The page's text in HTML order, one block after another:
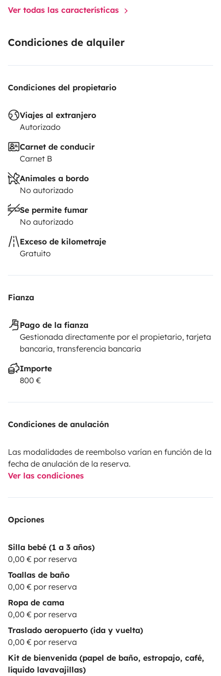
Ver todas las características
Condiciones de alquiler
Condiciones del propietario
Viajes al extranjero
Autorizado
Carnet de conducir
Carnet B
Animales a bordo
No autorizado
Se permite fumar
No autorizado
Exceso de kilometraje
Gratuito
Fianza
Pago de la fianza
Gestionada directamente por el propietario, tarjeta
bancaria, transferencia bancaria
Importe
800 €
Condiciones de anulación
Las modalidades de reembolso varían en función de la
fecha de anulación de la reserva.
Ver las condiciones
Opciones
Silla bebé (1 a 3 años)
0,00 € por reserva
Toallas de baño
0,00 € por reserva
Ropa de cama
0,00 € por reserva
Traslado aeropuerto (ida y vuelta)
0,00 € por reserva
Kit de bienvenida (papel de baño, estropajo, café,
líquido lavavajillas)